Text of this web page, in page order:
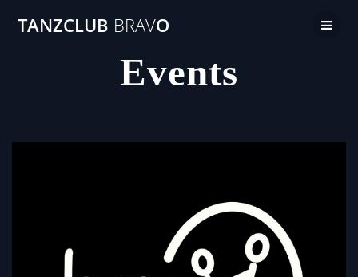
TANZCLUB BRAVO
Events